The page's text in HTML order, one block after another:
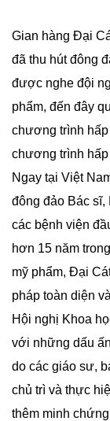
Gian hàng Đại
đã thu hút đông
được nghe đội
phẩm, đến đây
chương trình
chương trình
Ngay tại Việt
đông đảo Bác sĩ,
các bệnh viện
hơn 15 năm
mỹ phẩm, Đại
pháp toàn diện
Hội nghị Khoa
với những dấu
do các giáo sư,
chủ trì và thực
thêm minh